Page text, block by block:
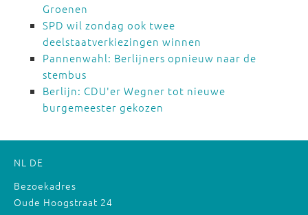
Groenen
SPD wil zondag ook twee
deelstaatverkiezingen winnen
Pannenwahl: Berlijners opnieuw naar de
stembus
Berlijn: CDU'er Wegner tot nieuwe
burgemeester gekozen
NL DE
Bezoekadres
Oude Hoogstraat 24